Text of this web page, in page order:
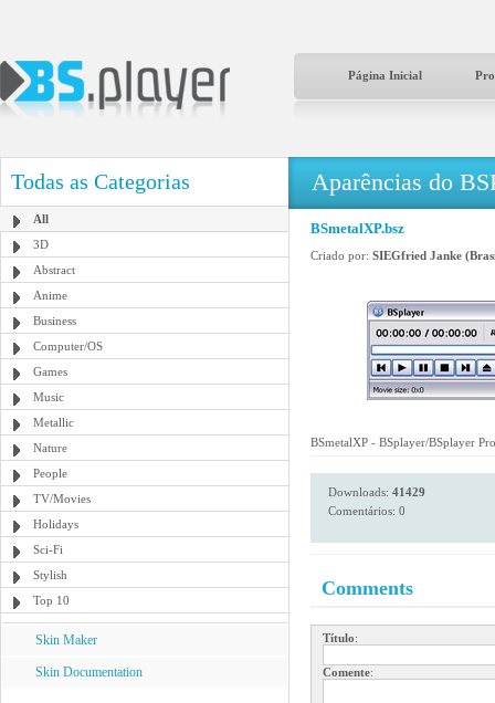
Página Inicial
Todas as Categorias
All
3D
Abstract
Anime
Business
Computer/OS
Games
Music
Metallic
Nature
People
TV/Movies
Holidays
Sci-Fi
Stylish
Top 10
Skin Maker
Skin Documentation
Aparências do
BSmetalXP.bsz
Criado por: SIEGfried Janke
BSmetalXP - BSplayer/BSplayer
Downloads: 41429
Comentários: 0
Comments
Título:
Comente: